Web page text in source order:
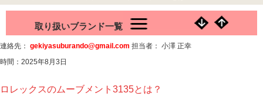
取り扱いブランド一覧
連絡先： gekiyasuburando@gmail.com 担当者： 小澤 正幸
時間：2025年8月3日
ロレックスのムーブメント3135とは？